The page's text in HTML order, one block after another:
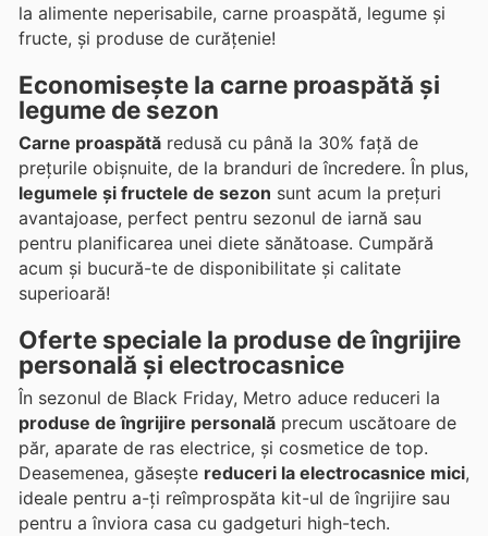
la alimente neperisabile, carne proaspătă, legume și
fructe, și produse de curățenie!
Economisește la carne proaspătă și
legume de sezon
Carne proaspătă redusă cu până la 30% față de
prețurile obișnuite, de la branduri de încredere. În plus,
legumele și fructele de sezon sunt acum la prețuri
avantajoase, perfect pentru sezonul de iarnă sau
pentru planificarea unei diete sănătoase. Cumpără
acum și bucură-te de disponibilitate și calitate
superioară!
Oferte speciale la produse de îngrijire
personală și electrocasnice
În sezonul de Black Friday, Metro aduce reduceri la
produse de îngrijire personală precum uscătoare de
păr, aparate de ras electrice, și cosmetice de top.
Deasemenea, găsește reduceri la electrocasnice mici,
ideale pentru a-ți reîmprospăta kit-ul de îngrijire sau
pentru a înviora casa cu gadgeturi high-tech.